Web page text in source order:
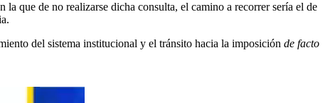
la que de no realizarse dicha consulta, el camino a recorrer sería el de
del sistema institucional y el tránsito hacia la imposición de facto